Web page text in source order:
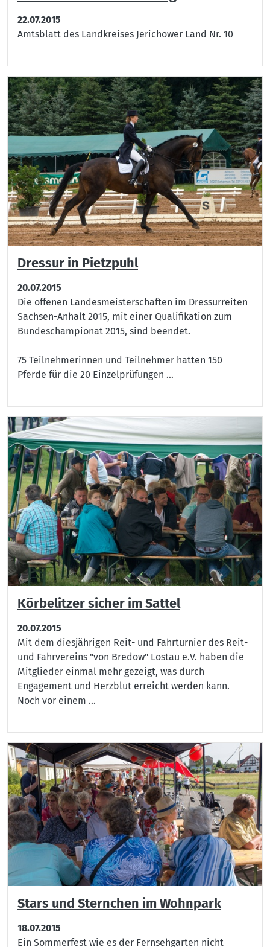
22.07.2015
Amtsblatt des Landkreises Jerichower Land Nr. 10
Dressur in Pietzpuhl
20.07.2015
Die offenen Landesmeisterschaften im Dressurreiten
Sachsen-Anhalt 2015, mit einer Qualifikation zum
Bundeschampionat 2015, sind beendet.
75 Teilnehmerinnen und Teilnehmer hatten 150
Pferde für die 20 Einzelprüfungen ...
Körbelitzer sicher im Sattel
20.07.2015
Mit dem diesjährigen Reit- und Fahrturnier des Reit-
und Fahrvereins "von Bredow" Lostau e.V. haben die
Mitglieder einmal mehr gezeigt, was durch
Engagement und Herzblut erreicht werden kann.
Noch vor einem ...
Stars und Sternchen im Wohnpark
18.07.2015
Ein Sommerfest wie es der Fernsehgarten nicht